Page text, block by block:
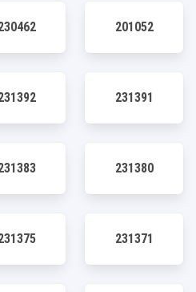
201052
231391
231380
231371